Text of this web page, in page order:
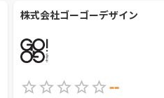
株式会社ゴーゴーデザイン
--